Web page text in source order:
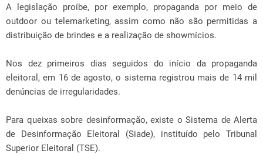
A legislação proíbe, por exemplo, propaganda por meio de
outdoor ou telemarketing, assim como não são permitidas a
distribuição de brindes e a realização de showmícios.
Nos dez primeiros dias seguidos do início da propaganda
eleitoral, em 16 de agosto, o sistema registrou mais de 14 mil
denúncias de irregularidades.
Para queixas sobre desinformação, existe o Sistema de Alerta
de Desinformação Eleitoral (Siade), instituído pelo Tribunal
Superior Eleitoral (TSE).